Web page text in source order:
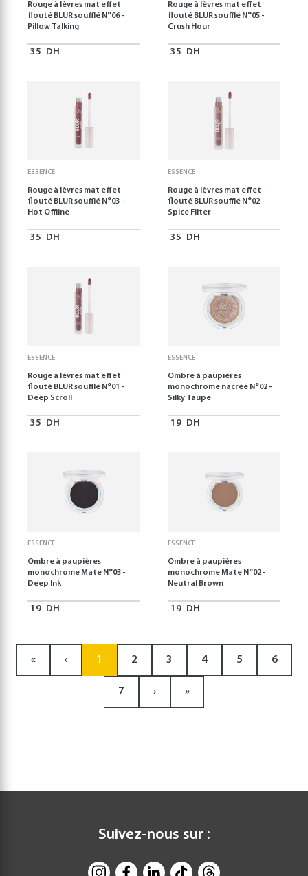
Rouge à lèvres mat effet
flouté BLUR soufflé N°06 -
Pillow Talking
35 DH
Rouge à lèvres mat effet
flouté BLUR soufflé N°05 -
Crush Hour
35 DH
ESSENCE
Rouge à lèvres mat effet
flouté BLUR soufflé N°03 -
Hot Offline
35 DH
ESSENCE
Rouge à lèvres mat effet
flouté BLUR soufflé N°02 -
Spice Filter
35 DH
ESSENCE
Rouge à lèvres mat effet
flouté BLUR soufflé N°01 -
Deep Scroll
35 DH
ESSENCE
Ombre à paupières
monochrome nacrée N°02 -
Silky Taupe
19 DH
ESSENCE
Ombre à paupières
monochrome Mate N°03 -
Deep Ink
19 DH
ESSENCE
Ombre à paupières
monochrome Mate N°02 -
Neutral Brown
19 DH
« ‹ 1 2 3 4 5 6
7 › »
Suivez-nous sur :